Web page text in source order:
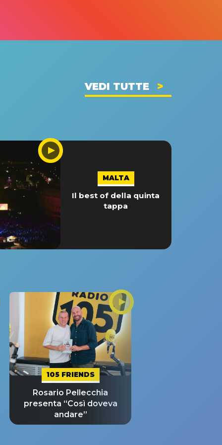
VEDI TUTTE
MALTA
Il best of della quinta
tappa
105 FRIENDS
Rosario Pellecchia
presenta “Così doveva
andare”